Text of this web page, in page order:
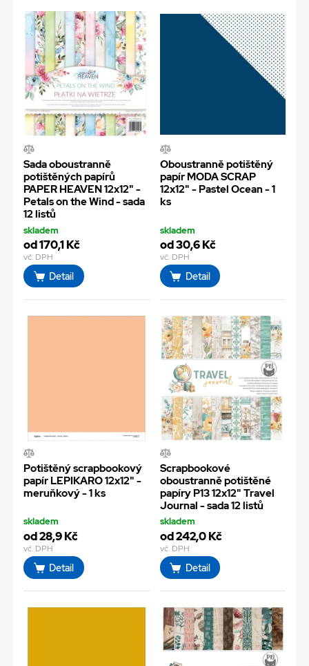
Sada oboustranně
potištěných papírů
PAPER HEAVEN 12x12" -
Petals on the Wind - sada
12 listů
skladem
od 170,1 Kč
vč. DPH
Detail
Oboustranně potištěný
papír MODA SCRAP
12x12" - Pastel Ocean - 1
ks
skladem
od 30,6 Kč
vč. DPH
Detail
Potištěný scrapbookový
papír LEPIKARO 12x12" -
meruňkový - 1 ks
skladem
od 28,9 Kč
vč. DPH
Detail
Scrapbookové
oboustranně potištěné
papíry P13 12x12" Travel
Journal - sada 12 listů
skladem
od 242,0 Kč
vč. DPH
Detail